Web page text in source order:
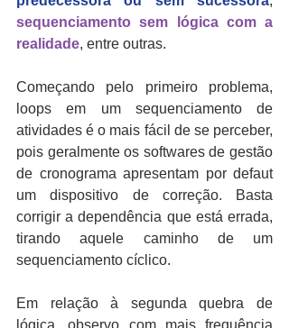
sequenciamento sem lógica com a
realidade, entre outras.
Começando pelo primeiro problema,
loops em um sequenciamento de
atividades é o mais fácil de se perceber,
pois geralmente os softwares de gestão
de cronograma apresentam por defaut
um dispositivo de correção. Basta
corrigir a dependência que está errada,
tirando aquele caminho de um
sequenciamento cíclico.
Em relação à segunda quebra de